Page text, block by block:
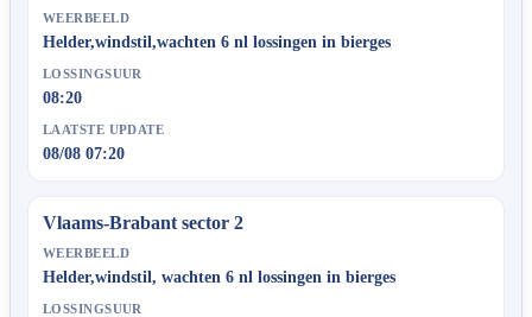
WEERBEELD
Helder,windstil,wachten 6 nl lossingen in bierges
LOSSINGSUUR
08:20
LAATSTE UPDATE
08/08 07:20
Vlaams-Brabant sector 2
WEERBEELD
Helder,windstil, wachten 6 nl lossingen in bierges
LOSSINGSUUR